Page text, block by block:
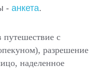
- анкета.
путешествие с
разрешение
наделенное